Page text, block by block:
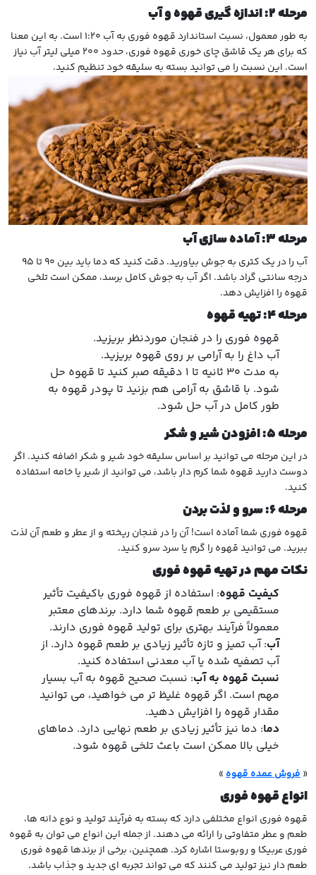
مرحله۲: اندازه گیری قهوه و آب
به طور معمول، نسبت استاندارد قهوه فوری به آب ۱:۲۰ است. به این معنا
که برای هر یک قاشق چای خوری قهوه فوری، حدود ۲۰۰ میلی لیتر آب نیاز
است. این نسبت را می توانید بسته به سلیقه خود تنظیم کنید.
مرحله۳: آماده سازی آب
آب را در یک کتری به جوش بیاورید. دقت کنید که دما باید بین ۹۰ تا ۹۵
درجه سانتی گراد باشد. اگر آب به جوش کامل برسد، ممکن است تلخی
قهوه را افزایش دهد.
مرحله۴: تهیه قهوه
قهوه فوری را در فنجان موردنظر بریزید.
آب داغ را به آرامی بر روی قهوه بریزید.
به مدت ۳۰ ثانیه تا ۱ دقیقه صبر کنید تا قهوه حل
شود. با قاشق به آرامی هم بزنید تا پودر قهوه به
طور کامل در آب حل شود.
مرحله۵: افزودن شیر و شکر
در این مرحله می توانید بر اساس سلیقه خود شیر و شکر اضافه کنید. اگر
دوست دارید قهوه شما کرم دار باشد، می توانید از شیر یا خامه استفاده
کنید.
مرحله۶: سرو و لذت بردن
قهوه فوری شما آماده است! آن را در فنجان ریخته و از عطر و طعم آن لذت
ببرید. می توانید قهوه را گرم یا سرد سرو کنید.
نکات مهم در تهیه قهوه فوری
کیفیت قهوه: استفاده از قهوه فوری باکیفیت تأثیر
مستقیمی بر طعم قهوه شما دارد. برندهای معتبر
معمولاً فرآیند بهتری برای تولید قهوه فوری دارند.
آب: آب تمیز و تازه تأثیر زیادی بر طعم قهوه دارد. از
آب تصفیه شده یا آب معدنی استفاده کنید.
نسبت قهوه به آب: نسبت صحیح قهوه به آب بسیار
مهم است. اگر قهوه غلیظ تر می خواهید، می توانید
مقدار قهوه را افزایش دهید.
دما: دما نیز تأثیر زیادی بر طعم نهایی دارد. دماهای
خیلی بالا ممکن است باعث تلخی قهوه شود.
«فروش عمده قهوه»
انواع قهوه فوری
قهوه فوری انواع مختلفی دارد که بسته به فرآیند تولید و نوع دانه ها،
طعم و عطر متفاوتی را ارائه می دهند. از جمله این انواع می توان به قهوه
فوری عربیکا و روبوستا اشاره کرد. همچنین، برخی از برندها قهوه فوری
طعم دار نیز تولید می کنند که می تواند تجربه ای جدید و جذاب باشد.